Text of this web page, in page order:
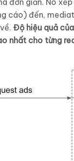
cáo) đến,
Độ hiệu quả
nhất cho từng